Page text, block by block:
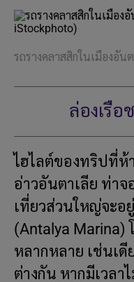
รถรางคลาสสิกในเมืองอั
ล่องเรือ
ไฮไลต์ของทริปที่ห้
อ่าวอันตาเลีย ท่า
เที่ยวส่วนใหญ่จะอ
(Antalya Marina)
หลากหลาย เช่นเ
ต่างกัน หากมีเวลา